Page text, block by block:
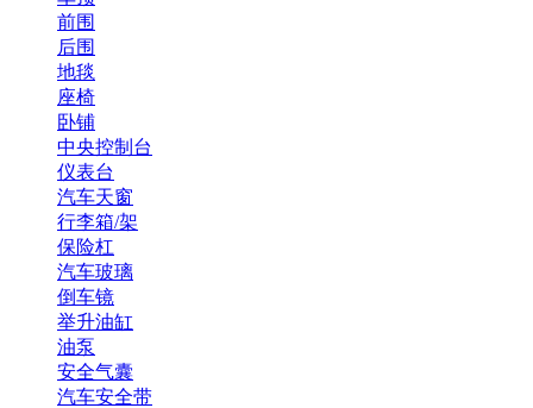
前围
后围
地毯
座椅
卧铺
中央控制台
仪表台
汽车天窗
行李箱/架
保险杠
汽车玻璃
倒车镜
举升油缸
油泵
安全气囊
汽车安全带